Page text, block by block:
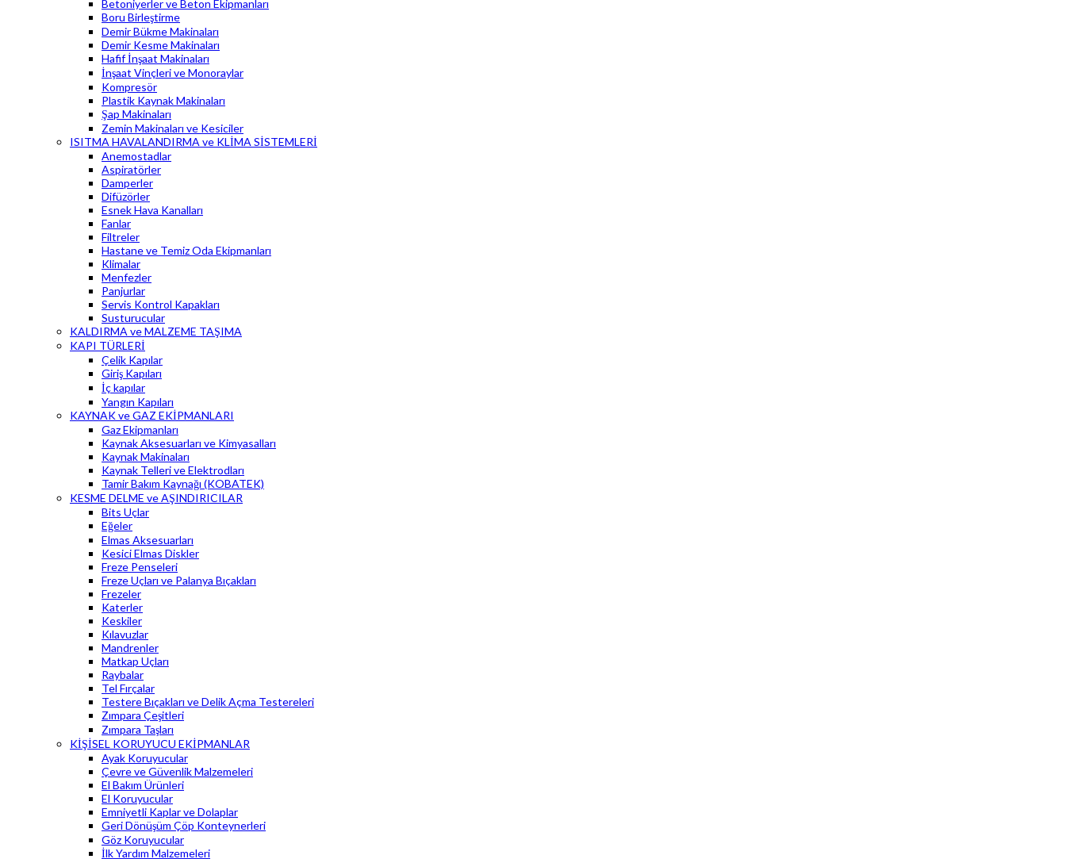
Betoniyerler ve Beton Ekipmanları
Boru Birleştirme
Demir Bükme Makinaları
Demir Kesme Makinaları
Hafif İnşaat Makinaları
İnşaat Vinçleri ve Monoraylar
Kompresör
Plastik Kaynak Makinaları
Şap Makinaları
Zemin Makinaları ve Kesiciler
ISITMA HAVALANDIRMA ve KLİMA SİSTEMLERİ
Anemostadlar
Aspiratörler
Damperler
Difüzörler
Esnek Hava Kanalları
Fanlar
Filtreler
Hastane ve Temiz Oda Ekipmanları
Klimalar
Menfezler
Panjurlar
Servis Kontrol Kapakları
Susturucular
KALDIRMA ve MALZEME TAŞIMA
KAPI TÜRLERİ
Çelik Kapılar
Giriş Kapıları
İç kapılar
Yangın Kapıları
KAYNAK ve GAZ EKİPMANLARI
Gaz Ekipmanları
Kaynak Aksesuarları ve Kimyasalları
Kaynak Makinaları
Kaynak Telleri ve Elektrodları
Tamir Bakım Kaynağı (KOBATEK)
KESME DELME ve AŞINDIRICILAR
Bits Uçlar
Eğeler
Elmas Aksesuarları
Kesici Elmas Diskler
Freze Penseleri
Freze Uçları ve Palanya Bıçakları
Frezeler
Katerler
Keskiler
Kılavuzlar
Mandrenler
Matkap Uçları
Raybalar
Tel Fırçalar
Testere Bıçakları ve Delik Açma Testereleri
Zımpara Çeşitleri
Zımpara Taşları
KİŞİSEL KORUYUCU EKİPMANLAR
Ayak Koruyucular
Çevre ve Güvenlik Malzemeleri
El Bakım Ürünleri
El Koruyucular
Emniyetli Kaplar ve Dolaplar
Geri Dönüşüm Çöp Konteynerleri
Göz Koruyucular
İlk Yardım Malzemeleri